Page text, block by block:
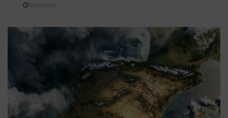
09/08/2026